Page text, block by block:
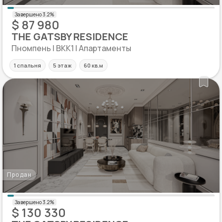
$ 87 980
THE GATSBY RESIDENCE
Пномпень | BKK1 | Апартаменты
1 спальня 5 этаж 60 кв.м
Продан
$ 130 330